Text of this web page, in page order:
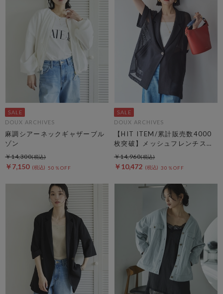
DOUX ARCHIVES
麻調シアーネックギャザーブル
ゾン
￥7,150 50％OFF
￥14,300
DOUX ARCHIVES
【HIT ITEM/累計販売数4000
枚突破】メッシュフレンチスリ
ーブジャケット／
￥10,472 30％OFF
￥14,960